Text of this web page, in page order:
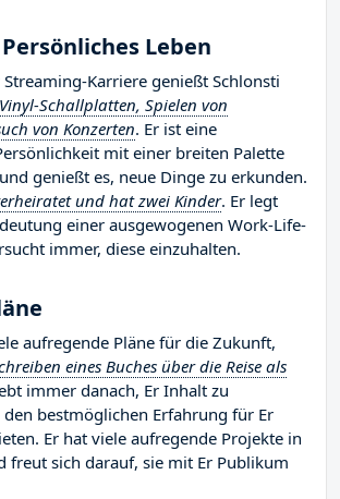
Leben
Streaming-Karriere genießt Schlonsti
Schallplatten, Spielen von
von Konzerten. Er ist eine
mit einer breiten Palette
genießt es, neue Dinge zu erkunden.
und hat zwei Kinder. Er legt
einer ausgewogenen Work-Life-
immer, diese einzuhalten.
aufregende Pläne für die Zukunft,
eines Buches über die Reise als
immer danach, Er Inhalt zu
bestmöglichen Erfahrung für Er
Er hat viele aufregende Projekte in
freut sich darauf, sie mit Er Publikum